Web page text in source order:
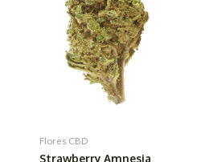
Flores CBD
Strawberry Amnesia